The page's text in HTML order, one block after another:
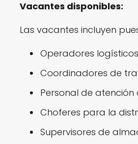
Vacantes disponibles:
Las vacantes incluyen
Operadores logísticos
Coordinadores de
Personal de atención
Choferes para la
Supervisores de